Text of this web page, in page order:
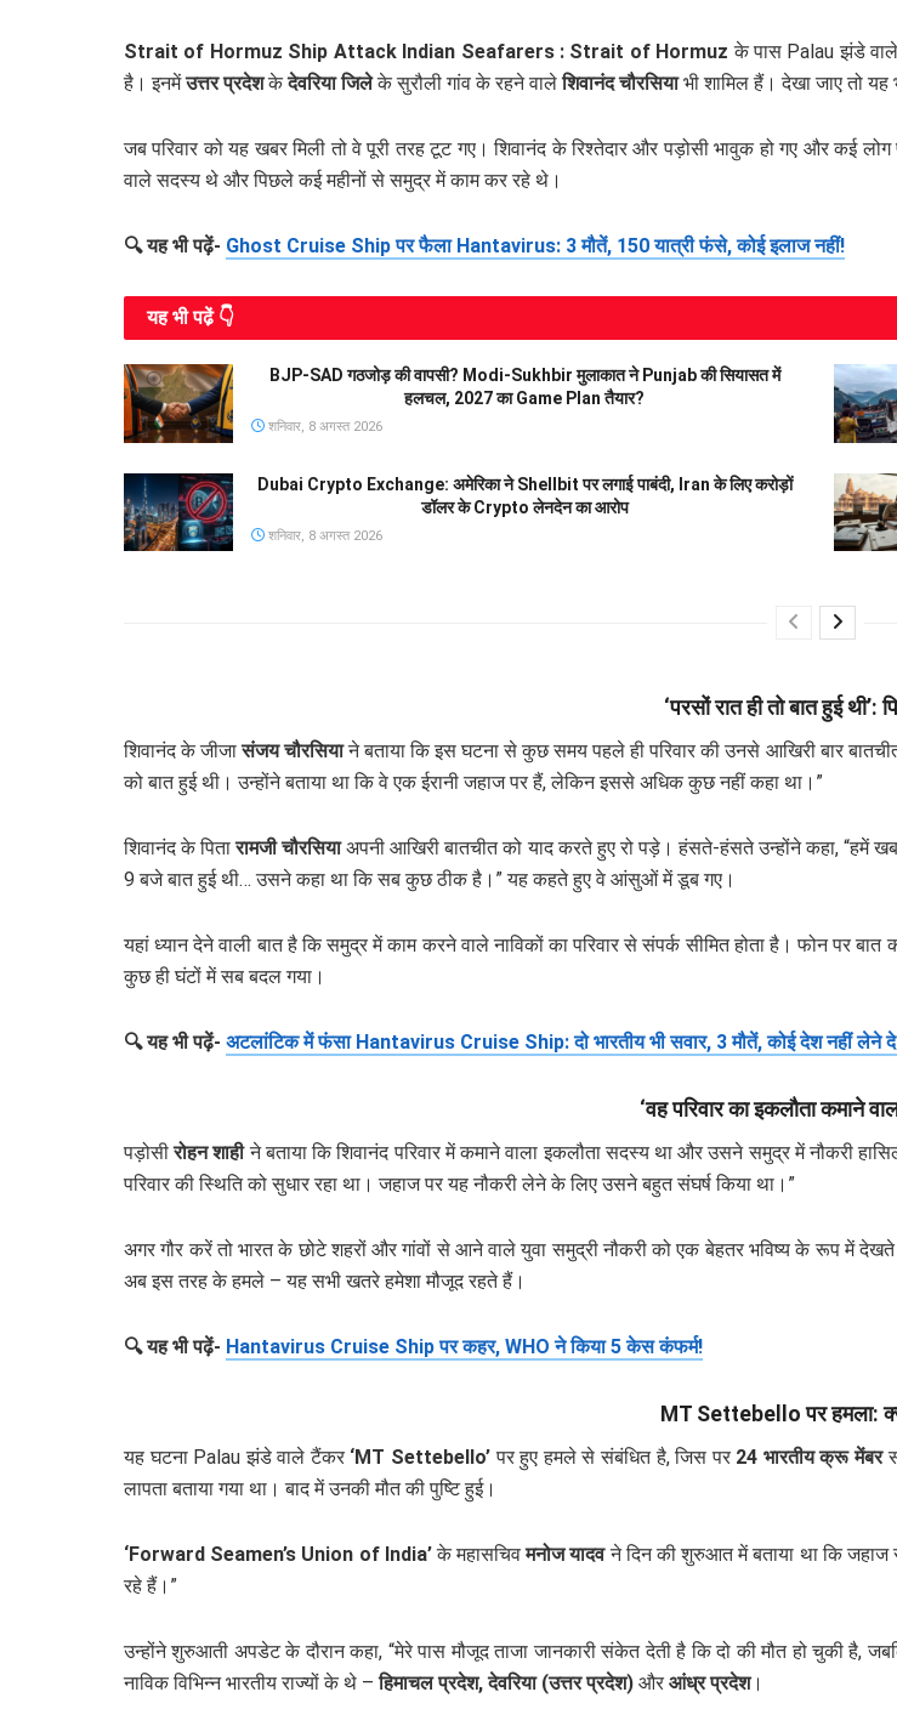
Strait of Hormuz Ship Attack Indian Seafarers : Strait of Hormuz के पास Palau झंडे
है। इनमेंउत्तर प्रदेशकेदेवरिया जिलेके सुरौली गांव के रहने वालेशिवानंद चौरसियाभी शामिल हैं। देखा जाए तो यह
जब परिवार को यह खबर मिली तो वे पूरी तरह टूट गए। शिवानंद के रिश्तेदार और पड़ोसी भावुक हो गए और कई
वाले सदस्य थे और पिछले कई महीनों से समुद्र में काम कर रहे थे।
🔍 यह भी पढ़ें- Ghost Cruise Ship पर फैला Hantavirus: 3 मौतें, 150 यात्री फंसे, कोई इलाज नहीं!
यह भी पढे़ं 👇
BJP-SAD गठजोड़ की वापसी? Modi-Sukhbir मुलाकात ने Punjab की सियासत में
हलचल, 2027 का Game Plan तैयार?
शनिवार, 8 अगस्त 2026
Dubai Crypto Exchange: अमेरिका ने Shellbit पर लगाई पाबंदी, Iran के लिए करोड़ों
डॉलर के Crypto लेनदेन का आरोप
शनिवार, 8 अगस्त 2026
‘परसों रात ही तो बात हुई थी’:
शिवानंद के जीजासंजय चौरसियाने बताया कि इस घटना से कुछ समय पहले ही परिवार की उनसे आखिरी बार
को बात हुई थी। उन्होंने बताया था कि वे एक ईरानी जहाज पर हैं, लेकिन इससे अधिक कुछ नहीं कहा था।”
शिवानंद के पितारामजी चौरसियाअपनी आखिरी बातचीत को याद करते हुए रो पड़े। हंसते-हंसते उन्होंने कहा, “हमें
9 बजे बात हुई थी… उसने कहा था कि सब कुछ ठीक है।” यह कहते हुए वे आंसुओं में डूब गए।
यहां ध्यान देने वाली बात है कि समुद्र में काम करने वाले नाविकों का परिवार से संपर्क सीमित होता है। फोन पर
कुछ ही घंटों में सब बदल गया।
🔍 यह भी पढ़ें- अटलांटिक में फंसा Hantavirus Cruise Ship: दो भारतीय भी सवार, 3 मौतें, कोई देश नहीं लेने दे
‘वह परिवार का इकलौता कमाने
पड़ोसीरोहन शाहीने बताया कि शिवानंद परिवार में कमाने वाला इकलौता सदस्य था और उसने समुद्र में नौकरी
परिवार की स्थिति को सुधार रहा था। जहाज पर यह नौकरी लेने के लिए उसने बहुत संघर्ष किया था।”
अगर गौर करें तो भारत के छोटे शहरों और गांवों से आने वाले युवा समुद्री नौकरी को एक बेहतर भविष्य के रूप में
अब इस तरह के हमले – यह सभी खतरे हमेशा मौजूद रहते हैं।
🔍 यह भी पढ़ें- Hantavirus Cruise Ship पर कहर, WHO ने किया 5 केस कंफर्म!
MT Settebello पर हमला:
यह घटना Palau झंडे वाले टैंकर ‘MT Settebello’ पर हुए हमले से संबंधित है, जिस पर 24 भारतीय क्रू मेंबर
लापता बताया गया था। बाद में उनकी मौत की पुष्टि हुई।
‘Forward Seamen’s Union of India’के महासचिवमनोज यादवने दिन की शुरुआत में बताया था कि जहाज
रहे हैं।”
उन्होंने शुरुआती अपडेट के दौरान कहा, “मेरे पास मौजूद ताजा जानकारी संकेत देती है कि दो की मौत हो चुकी है,
नाविक विभिन्न भारतीय राज्यों के थे –हिमाचल प्रदेश, देवरिया (उत्तर प्रदेश) और आंध्र प्रदेश।